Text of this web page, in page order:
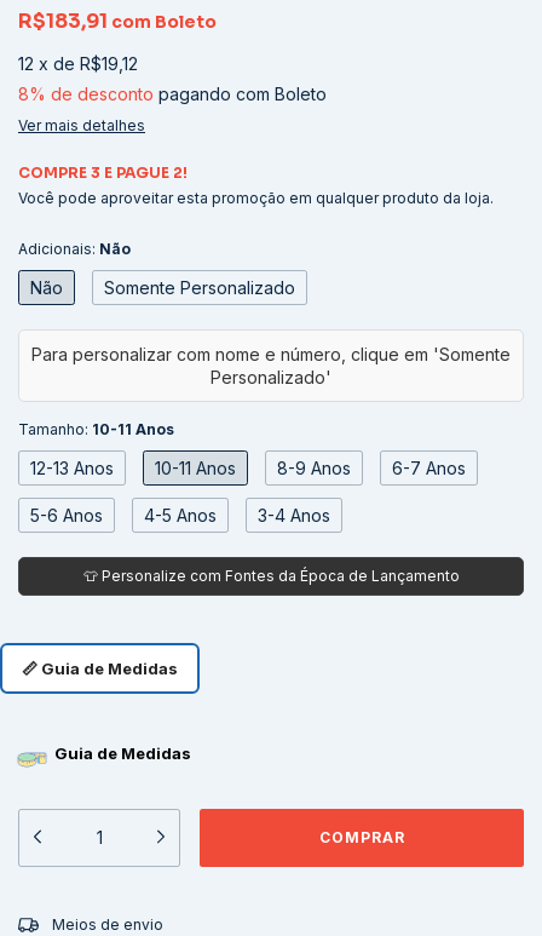
R$183,91 com Boleto
12 x de R$19,12
8% de desconto pagando com Boleto
Ver mais detalhes
COMPRE 3 E PAGUE 2!
Você pode aproveitar esta promoção em qualquer produto da loja.
Adicionais: Não
Não Somente Personalizado
Tamanho: 10-11 Anos
12-13 Anos 10-11 Anos 8-9 Anos 6-7 Anos
5-6 Anos 4-5 Anos 3-4 Anos
📏 Guia de Medidas
Guia de Medidas
Entregas para o CEP:
Meios de envio